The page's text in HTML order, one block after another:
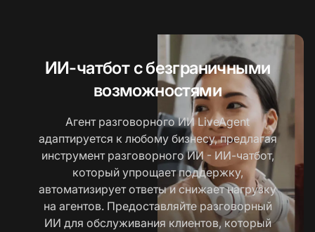
ИИ-чатбот с безграничными
возможностями
Агент разговорного ИИ LiveAgent
адаптируется к любому бизнесу, предлагая
инструмент разговорного ИИ - ИИ-чатбот,
который упрощает поддержку,
автоматизирует ответы и снижает нагрузку
на агентов. Предоставляйте разговорный
ИИ для обслуживания клиентов, который